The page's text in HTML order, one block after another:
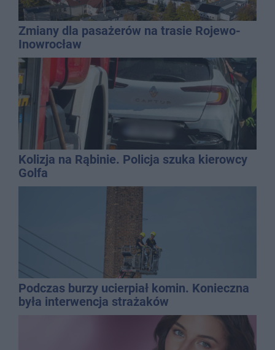
Zmiany dla pasażerów na trasie Rojewo-
Inowrocław
Kolizja na Rąbinie. Policja szuka kierowcy
Golfa
Podczas burzy ucierpiał komin. Konieczna
była interwencja strażaków